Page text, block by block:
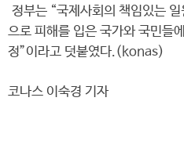
정부는 “국제사회의 책임있는
으로 피해를 입은 국가와 국민들
정”이라고 덧붙였다.(konas)
코나스 이숙경 기자